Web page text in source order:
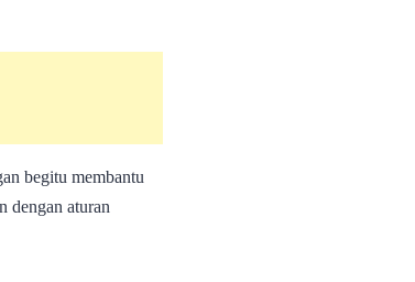
begitu membantu
dengan aturan